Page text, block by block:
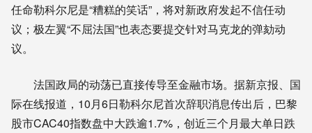
任命勒科尔尼是“糟糕的笑话”，将对新政府发起不信任动
议；极左翼“不屈法国”也表态要提交针对马克龙的弹劾动
议。
法国政局的动荡已直接传导至金融市场。据新京报、国
际在线报道，10月6日勒科尔尼首次辞职消息传出后，巴黎
股市CAC40指数盘中大跌逾1.7%，创近三个月最大单日跌